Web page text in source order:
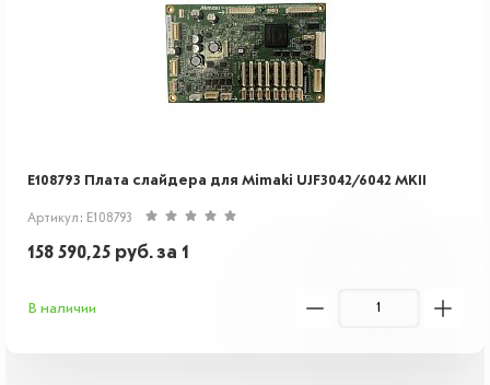
E108793 Плата слайдера для Mimaki UJF3042/6042 MKII
Артикул: E108793
158 590,25 руб.за 1
В наличии